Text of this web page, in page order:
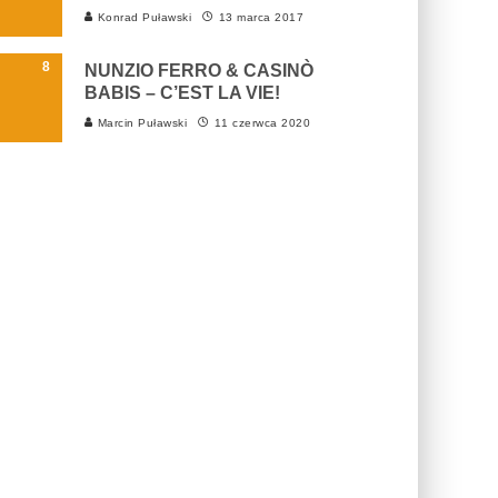
Konrad Puławski 13 marca 2017
8
NUNZIO FERRO & CASINÒ
BABIS – C’EST LA VIE!
Marcin Puławski 11 czerwca 2020